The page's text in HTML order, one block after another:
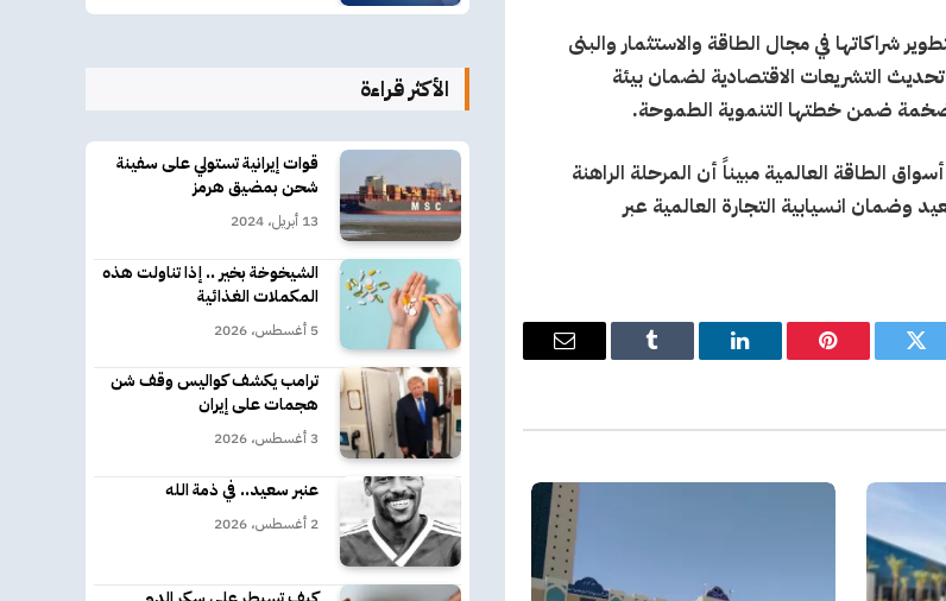
شراكاتها في مجال الطاقة والاستثمار والبنى
التشريعات الاقتصادية لضمان بيئة
ضخمة ضمن خطتها التنموية الطموحة.
الطاقة العالمية مبيناً أن المرحلة الراهنة
وضمان انسيابية التجارة العالمية عبر
تويتر بينتيريستلينكدإن Tumblr
البريد
الأكثر قراءة
قوات إيرانية تستولي على سفينة
شحن بمضيق هرمز
13 أبريل، 2024
الشيخوخة بخير .. إذا تناولت هذه
المكملات الغذائية
5 أغسطس، 2026
ترامب يكشف كواليس وقف شن
هجمات على إيران
3 أغسطس، 2026
عنبر سعيد.. في ذمة الله
2 أغسطس، 2026